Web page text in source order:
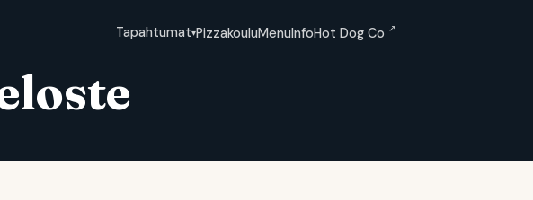
Tapahtumat▾PizzakouluMenuInfoHot Dog Co ↗